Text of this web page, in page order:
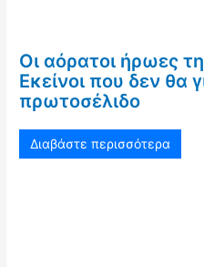
Οι αόρατοι ήρωες
Εκείνοι που δεν θα
πρωτοσέλιδο
Διαβάστε περισσότερα